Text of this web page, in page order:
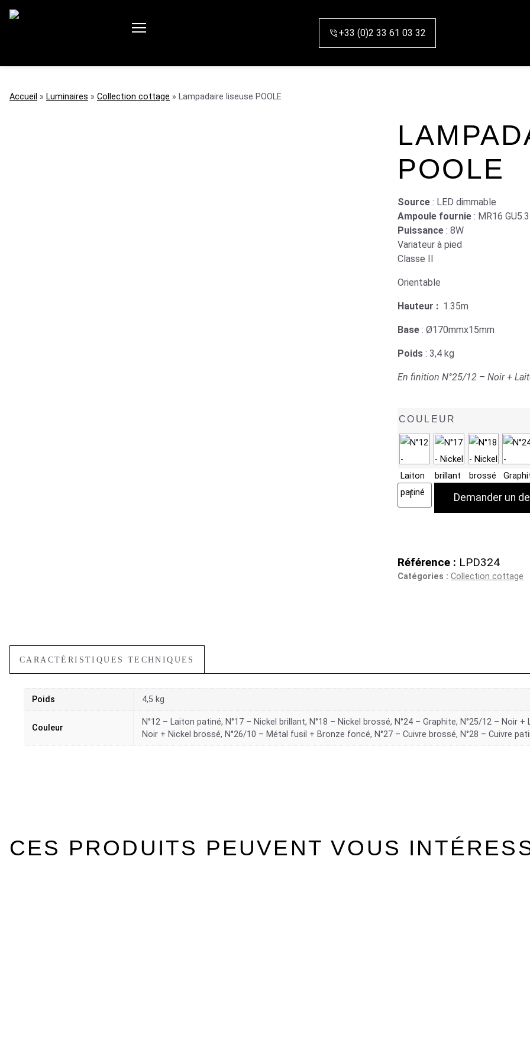
+33 (0)2 33 61 03 32
accueil » luminaires » collection cottage » Lampadaire liseuse POOLE
POOLE
Source : LED dimmable
Ampoule fournie : MR16
Puissance : 8W
Variateur à pied
Classe II
Orientable
Hauteur : 1.35m
Base : Ø170mmx15mm
Poids : 3,4 kg
En finition N°25/12 – Noir +
COULEUR
Demander un
Référence : LPD324
Catégories : Collection cottage
CARACTÉRISTIQUES TECHNIQUES
Poids 4,5 kg
Couleur
N°12 – Laiton patiné, N°17 – Nickel brillant, N°18 – Nickel brossé, N°24 – Graphite, N°25/12 – Noir
Noir + Nickel brossé, N°26/10 – Métal fusil + Bronze foncé, N°27 – Cuivre brossé, N°28 – Cuivre
CES PRODUITS PEUVENT VOUS